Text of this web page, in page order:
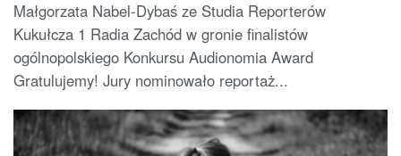
Małgorzata Nabel-Dybaś ze Studia Reporterów
Kukułcza 1 Radia Zachód w gronie finalistów
ogólnopolskiego Konkursu Audionomia Award
Gratulujemy! Jury nominowało reportaż...